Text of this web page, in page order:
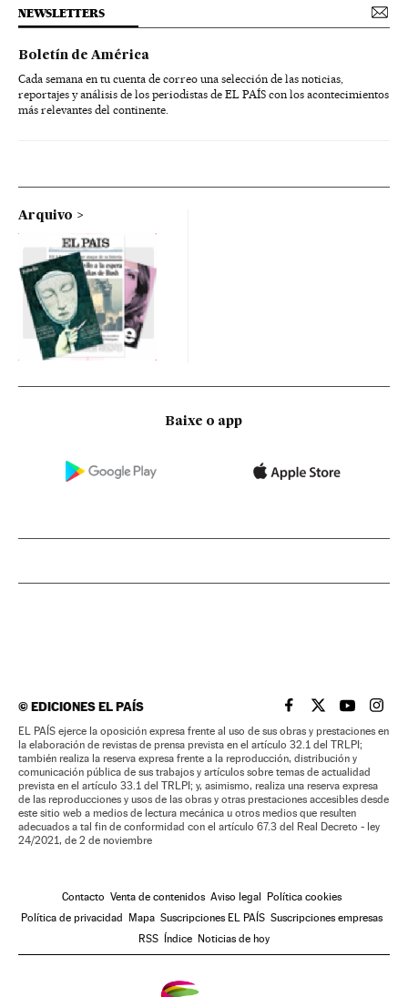
NEWSLETTERS
Boletín de América
Cada semana en tu cuenta de correo una selección de las noticias,
reportajes y análisis de los periodistas de EL PAÍS con los acontecimientos
más relevantes del continente.
Arquivo
Baixe o app
©EDICIONES EL PAÍS EL PAÍS BRASIL EN
EL PAÍSEL PAÍS
EL
EL PAÍS ejerce la oposición expresa frente al uso de sus obras y prestaciones en
la elaboración de revistas de prensa prevista en el artículo 32.1 del TRLPI;
también realiza la reserva expresa frente a la reproducción, distribución y
comunicación pública de sus trabajos y artículos sobre temas de actualidad
prevista en el artículo 33.1 del TRLPI; y, asimismo, realiza una reserva expresa
de las reproducciones y usos de las obras y otras prestaciones accesibles desde
este sitio web a medios de lectura mecánica u otros medios que resulten
adecuados a tal fin de conformidad con el artículo 67.3 del Real Decreto - ley
24/2021, de 2 de noviembre
Contacto Venta de contenidos Aviso legal
Política cookies
Política de privacidad
Mapa Suscripciones EL PAÍS Suscripciones empresas
RSS
Índice Noticias de hoy